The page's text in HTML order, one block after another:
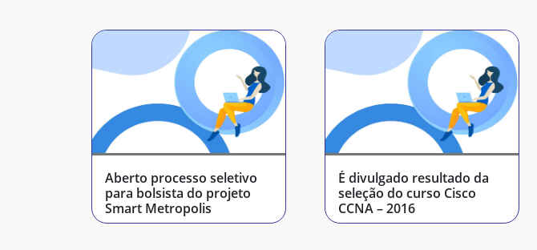
Aberto processo seletivo
para bolsista do projeto
Smart Metropolis
É divulgado resultado da
seleção do curso Cisco
CCNA – 2016